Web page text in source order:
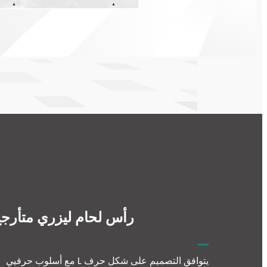
رأس لحام ليزري
يتوافق التصميم على شكل حرف L مع أسلوب حرفيي